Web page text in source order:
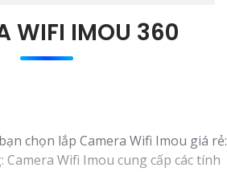
WIFI IMOU 360
chọn lắp Camera Wifi Imou giá rẻ:
Camera Wifi Imou cung cấp các tính